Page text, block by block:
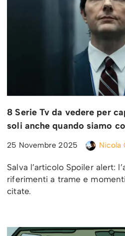
8 Serie Tv da vedere per
soli anche quando siamo
25 Novembre 2025 Nicola
Salva l’articolo Spoiler alert:
riferimenti a trame e
citate.